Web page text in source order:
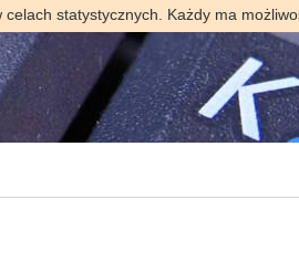
statystycznych. Każdy ma